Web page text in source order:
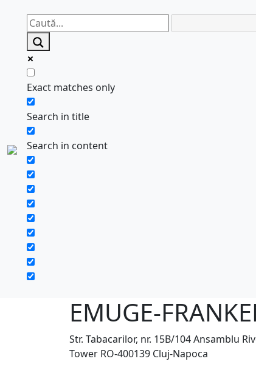
Exact matches only
Search in title
Search in content
EMUGE-
Str. Tabacarilor, nr. 15B/104 Ansamblu
Tower RO-400139 Cluj-Napoca